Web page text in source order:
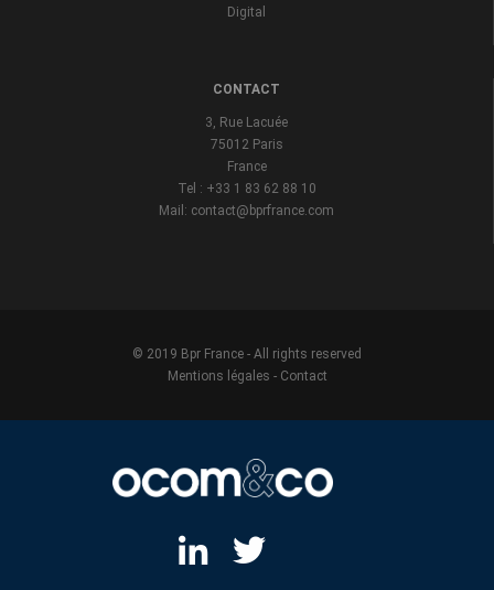
Digital
CONTACT
3, Rue Lacuée
75012 Paris
France
Tel : +33 1 83 62 88 10
Mail: contact@bprfrance.com
© 2019 Bpr France - All rights reserved
Mentions légales - Contact